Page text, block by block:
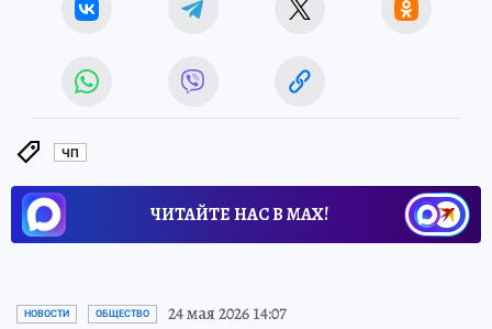
ЧП
ЧИТАЙТЕ НАС В МАХ!
НОВОСТИ ОБЩЕСТВО 24 мая 2026 14:07